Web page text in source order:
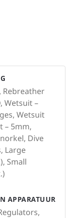
Rebreather
Wetsuit –
Wetsuit
– 5mm,
Dive
Large
Small
APPARATUUR